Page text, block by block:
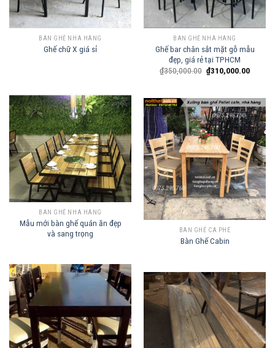
BÀN GHẾ NHÀ HÀNG
Ghế chữ X giá sỉ
BÀN GHẾ NHÀ HÀNG
Ghế bar chân sắt mặt gỗ mẫu
đẹp, giá rẻ tại TPHCM
₫350,000.00 ₫310,000.00
BÀN GHẾ NHÀ HÀNG
Mẫu mới bàn ghế quán ăn đẹp
và sang trọng
BÀN GHẾ CÀ PHÊ
Bàn Ghế Cabin